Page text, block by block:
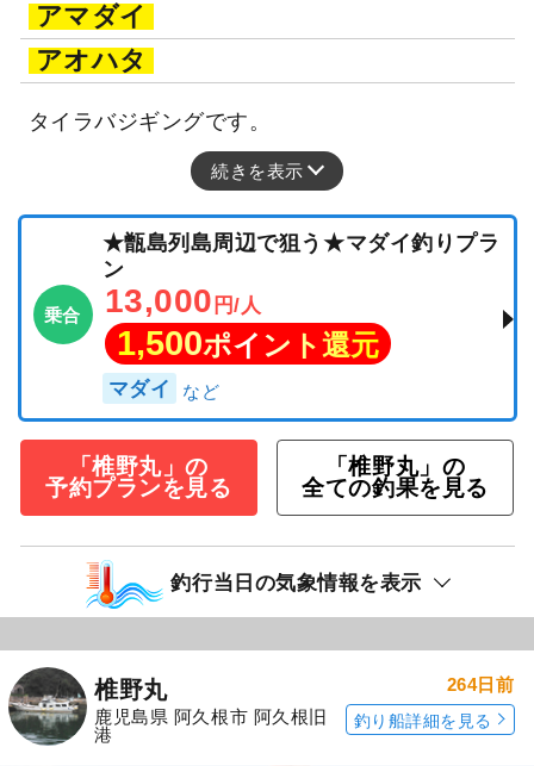
アマダイ
アオハタ
タイラバジギングです。
続きを表示
乗合
★甑島列島周辺で狙う★マダイ釣りプラ
ン
13,000 円/人
1,500ポイント還元
マダイ
「椎野丸」の
予約プランを見る
「椎野丸」の
全ての釣果を見る
釣行当日の気象情報を表示
椎野丸
鹿児島県 阿久根市 阿久根旧
港
264日前
釣り船詳細を見る